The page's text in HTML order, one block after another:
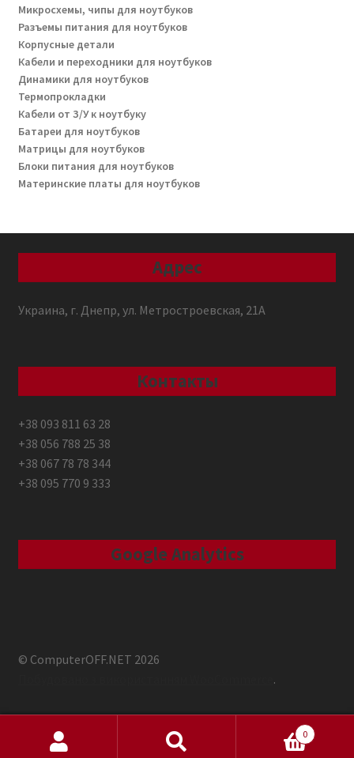
Микросхемы, чипы для ноутбуков
Разъемы питания для ноутбуков
Корпусные детали
Кабели и переходники для ноутбуков
Динамики для ноутбуков
Термопрокладки
Кабели от З/У к ноутбуку
Батареи для ноутбуков
Матрицы для ноутбуков
Блоки питания для ноутбуков
Материнские платы для ноутбуков
Адрес
Украина, г. Днепр, ул. Метростроевская, 21А
Контакты
+38 093 811 63 28
+38 056 788 25 38
+38 067 78 78 344
+38 095 770 9 333
Google Analytics
© ComputerOFF.NET 2026
.
Шукати
0